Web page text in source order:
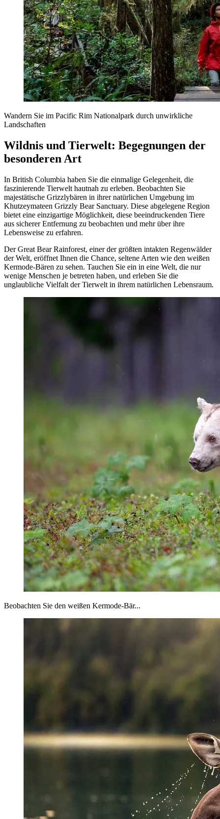
Wandern Sie im Pacific Rim Nationalpark durch unwirkliche
Landschaften
Wildnis und Tierwelt: Begegnungen der
besonderen Art
In British Columbia haben Sie die einmalige Gelegenheit, die
faszinierende Tierwelt hautnah zu erleben. Beobachten Sie
majestätische Grizzlybären in ihrer natürlichen Umgebung im
Khutzeymateen Grizzly Bear Sanctuary. Diese abgelegene Region
bietet eine einzigartige Möglichkeit, diese beeindruckenden Tiere
aus sicherer Entfernung zu beobachten und mehr über ihre
Lebensweise zu erfahren.
Der Great Bear Rainforest, einer der größten intakten Regenwälder
der Welt, eröffnet Ihnen die Chance, seltene Arten wie den weißen
Kermode-Bären zu sehen. Tauchen Sie ein in eine Welt, die nur
wenige Menschen je betreten haben, und erleben Sie die
unglaubliche Vielfalt der Tierwelt in ihrem natürlichen Lebensraum.
Beobachten Sie den weißen Kermode-Bär...